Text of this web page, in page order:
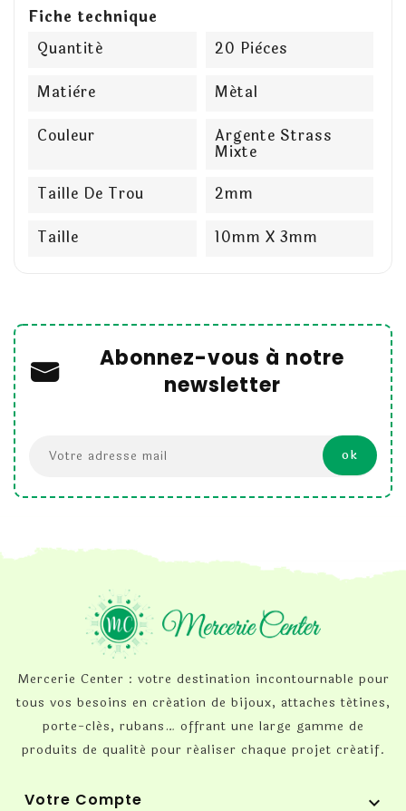
Fiche technique
Quantité
20 Pièces
Matière
Métal
Couleur
Argente Strass
Mixte
Taille De Trou
2mm
Taille
10mm X 3mm
Abonnez-vous à notre
newsletter
Mercerie Center : votre destination incontournable pour
tous vos besoins en création de bijoux, attaches tétines,
porte-clés, rubans… offrant une large gamme de
produits de qualité pour réaliser chaque projet créatif.
Votre Compte 